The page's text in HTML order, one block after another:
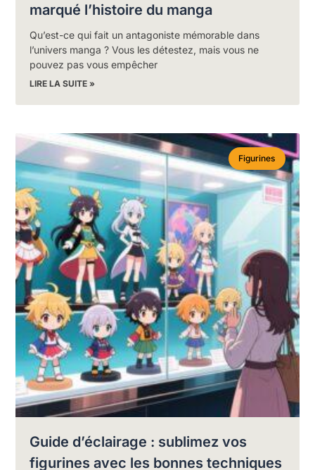
marqué l’histoire du manga
Qu’est-ce qui fait un antagoniste mémorable dans
l’univers manga ? Vous les détestez, mais vous ne
pouvez pas vous empêcher
LIRE LA SUITE »
Figurines
Guide d’éclairage : sublimez vos
figurines avec les bonnes techniques